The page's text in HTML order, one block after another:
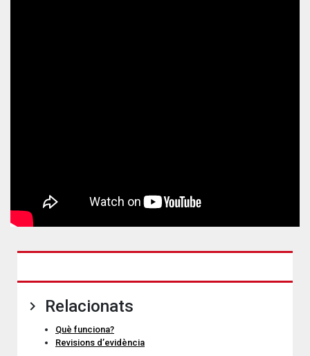
Relacionats
Què funciona?
Revisions d’evidència